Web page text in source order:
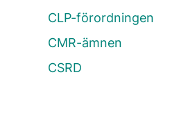
CLP-förordningen
CMR-ämnen
CSRD